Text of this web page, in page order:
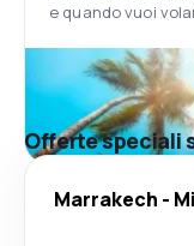
e quando vuoi
Offerte speciali
Marrakech -